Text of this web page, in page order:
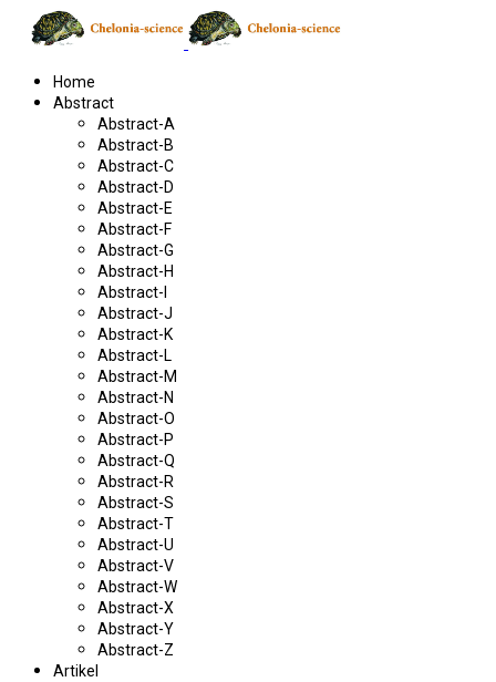
Home
Abstract
Abstract-A
Abstract-B
Abstract-C
Abstract-D
Abstract-E
Abstract-F
Abstract-G
Abstract-H
Abstract-I
Abstract-J
Abstract-K
Abstract-L
Abstract-M
Abstract-N
Abstract-O
Abstract-P
Abstract-Q
Abstract-R
Abstract-S
Abstract-T
Abstract-U
Abstract-V
Abstract-W
Abstract-X
Abstract-Y
Abstract-Z
Artikel